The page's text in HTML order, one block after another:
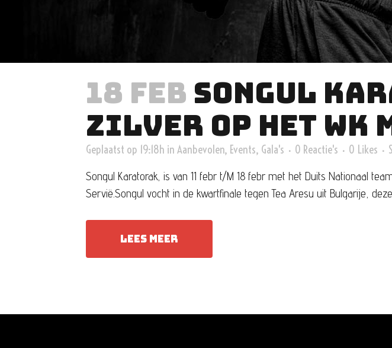
18 FEB SONGUL
ZILVER OP HET WK
Geplaatst op 19:18h in Aanbevolen, Events, Gala's 0 Reactie's 0 Likes
Songul Karatorak, is van 11 febr t/M 18 febr met het Duits Nationaal
Servië.Songul vocht in de kwartfinale tegen Tea Aresu uit Bulgarije, deze
LEES MEER